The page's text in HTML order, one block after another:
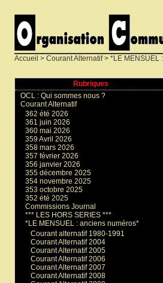
Accueil > Courant Alternatif> *LE MENSUEL
Rubriques
OCL : Qui sommes nous ?
Courant Alternatif
362 été 2026
361 juin 2026
360 mai 2026
359 Avril 2026
358 mars 2026
357 février 2026
356 janvier 2026
355 décembre 2025
354 novembre 2025
353 octobre 2025
352 été 2025
Commissions Journal
*** LES HORS SERIES ***
*LE MENSUEL : anciens numéros*
Courant alternatif 1980-1991
Courant Alternatif 2004
Courant Alternatif 2005
Courant Alternatif 2006
Courant Alternatif 2007
Courant Alternatif 2008